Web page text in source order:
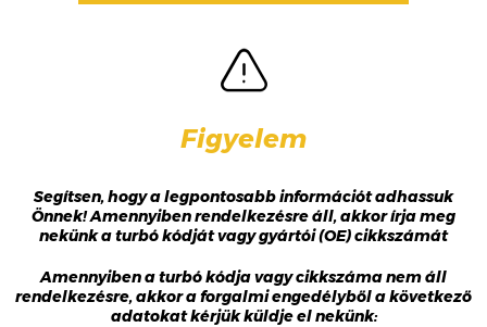
Figyelem
Segítsen, hogy a legpontosabb információt adhassuk
Önnek! Amennyiben rendelkezésre áll, akkor írja meg
nekünk a turbó kódját vagy gyártói (OE) cikkszámát
Amennyiben a turbó kódja vagy cikkszáma nem áll
rendelkezésre, akkor a forgalmi engedélyből a következő
adatokat kérjük küldje el nekünk: